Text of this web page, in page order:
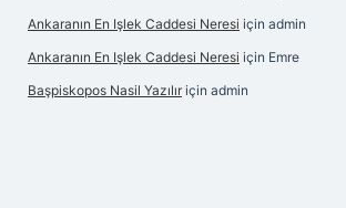
Ankaranın En Işlek Caddesi Neresi için admin
Ankaranın En Işlek Caddesi Neresi için Emre
Başpiskopos Nasil Yazılır için admin